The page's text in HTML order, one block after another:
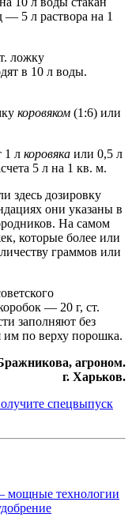
— 5 л раствора на 1
ложку
в 10 л воды.
коровяком (1:6) или
1 л коровяка или 0,5 л
5 л на 1 кв. м.
здесь дозировку
они указаны в
На самом
которые более или
граммов или
— 20 г, ст.
заполняют без
по верху порошка.
агроном.
г. Харьков.
спецвыпуск
мощные технологии